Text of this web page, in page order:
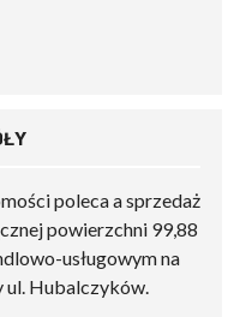
poleca a sprzedaż
powierzchni 99,88
usługowym na
ul. Hubalczyków.